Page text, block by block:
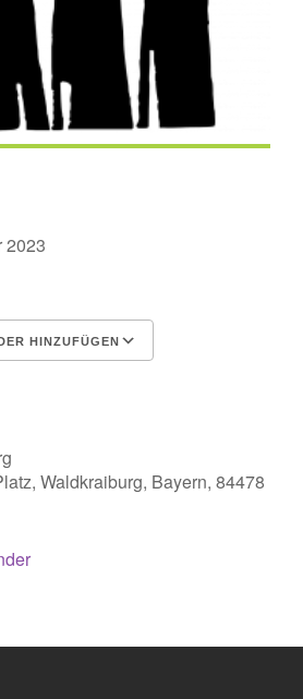
Mitarbeiterplan
Kontakt
2023
HINZUFÜGEN
Waldkraiburg, Bayern, 84478